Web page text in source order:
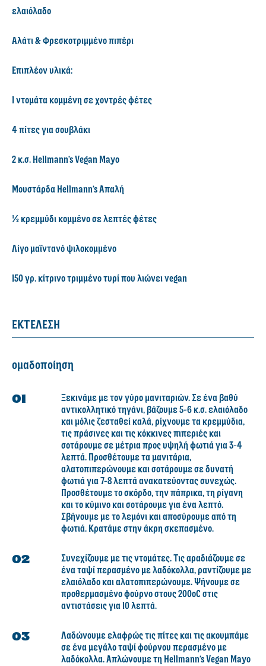
ελαιόλαδο
Αλάτι & Φρεσκοτριμμένο πιπέρι
Επιπλέον υλικά:
1 ντομάτα κομμένη σε χοντρές φέτες
4 πίτες για σουβλάκι
2 κ.σ. Hellmann’s Vegan Mayo
Μουστάρδα Hellmann’s Απαλή
½ κρεμμύδι κομμένο σε λεπτές φέτες
Λίγο μαϊντανό ψιλοκομμένο
150 γρ. κίτρινο τριμμένο τυρί που λιώνει vegan
ΕΚΤΕΛΕΣΗ
ομαδοποίηση
Ξεκινάμε με τον γύρο μανιταριών. Σε ένα βαθύ
αντικολλητικό τηγάνι, βάζουμε 5-6 κ.σ. ελαιόλαδο
και μόλις ζεσταθεί καλά, ρίχνουμε τα κρεμμύδια,
τις πράσινες και τις κόκκινες πιπεριές και
σοτάρουμε σε μέτρια προς υψηλή φωτιά για 3-4
λεπτά. Προσθέτουμε τα μανιτάρια,
αλατοπιπερώνουμε και σοτάρουμε σε δυνατή
φωτιά για 7-8 λεπτά ανακατεύοντας συνεχώς.
Προσθέτουμε το σκόρδο, την πάπρικα, τη ρίγανη
και το κύμινο και σοτάρουμε για ένα λεπτό.
Σβήνουμε με το λεμόνι και αποσύρουμε από τη
φωτιά. Κρατάμε στην άκρη σκεπασμένο.
Συνεχίζουμε με τις ντομάτες. Τις αραδιάζουμε σε
ένα ταψί περασμένο με λαδόκολλα, ραντίζουμε με
ελαιόλαδο και αλατοπιπερώνουμε. Ψήνουμε σε
προθερμασμένο φούρνο στους 200oC στις
αντιστάσεις για 10 λεπτά.
Λαδώνουμε ελαφρώς τις πίτες και τις ακουμπάμε
σε ένα μεγάλο ταψί φούρνου περασμένο με
λαδόκολλα. Απλώνουμε τη Hellmann’s Vegan Mayo